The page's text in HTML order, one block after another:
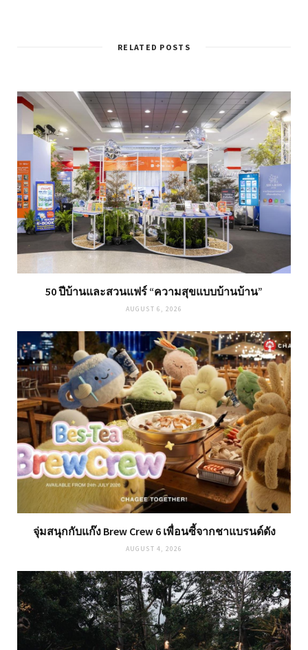
RELATED POSTS
50 ปีบ้านและสวนแฟร์ “ความสุขแบบบ้านบ้าน”
AUGUST 6, 2026
จุ่มสนุกกับแก๊ง Brew Crew 6 เพื่อนซี้จากชาแบรนด์ดัง
AUGUST 4, 2026